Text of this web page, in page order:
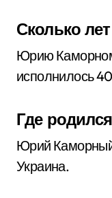
Сколько
Юрию
исполнилось
Где
Юрий
Украина.